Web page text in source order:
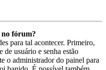
no fórum?
para tal acontecer. Primeiro,
de usuário e senha estão
o administrador do painel para